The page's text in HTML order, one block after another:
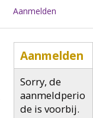
Aanmelden
Aanmelden
Sorry, de
aanmeldperio
de is voorbij.